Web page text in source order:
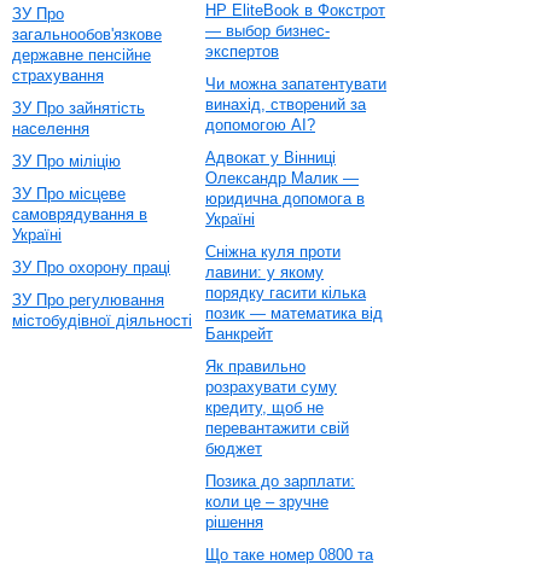
ЗУ Про
загальнообов'язкове
державне пенсійне
страхування
ЗУ Про зайнятість
населення
ЗУ Про міліцію
ЗУ Про місцеве
самоврядування в
Україні
ЗУ Про охорону праці
ЗУ Про регулювання
містобудівної діяльності
HP EliteBook в Фокстрот
— выбор бизнес-
экспертов
Чи можна запатентувати
винахід, створений за
допомогою AI?
Адвокат у Вінниці
Олександр Малик —
юридична допомога в
Україні
Сніжна куля проти
лавини: у якому
порядку гасити кілька
позик — математика від
Банкрейт
Як правильно
розрахувати суму
кредиту, щоб не
перевантажити свій
бюджет
Позика до зарплати:
коли це – зручне
рішення
Що таке номер 0800 та